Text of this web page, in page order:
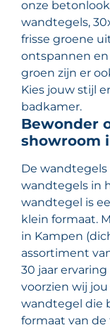
onze
wandtegels,
frisse groene
ontspannen
groen zijn er
Kies jouw stijl
badkamer.
Bewonder
showroom
De
wandtegels in
wandtegel is
klein formaat.
in Kampen
assortiment
30 jaar
voorzien wij
wandtegel die
formaat van